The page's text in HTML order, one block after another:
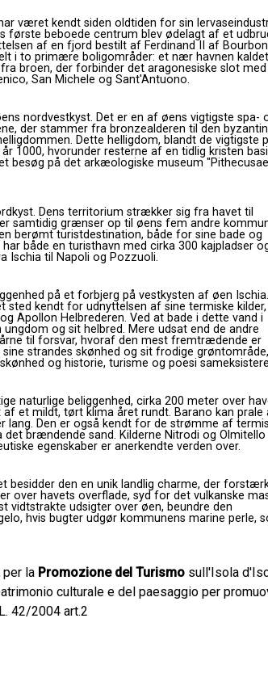
været kendt siden oldtiden for sin
første beboede centrum blev ødelagt af et
af ​​en fjord bestilt af Ferdinand II af
i to primære boligområder: et nær havnen kaldet
broen, der forbinder det aragonesiske slot med
San Michele og Sant'Antuono.
nordvestkyst. Det er en af ​​øens vigtigste spa-
der stammer fra bronzealderen til den
Dette helligdom, blandt de vigtigste
1000, hvorunder resterne af en tidlig kristen
besøg på det arkæologiske museum
Dens territorium strækker sig fra havet til
samtidig grænser op til øens fem andre
berømt turistdestination, både for sine bade og
både en turisthavn med cirka 300 kajpladser
Ischia til Napoli og Pozzuoli.
på et forbjerg på vestkysten af ​​øen Ischia.
kendt for udnyttelsen af ​​sine termiske kilder,
Apollon Helbrederen. Ved at bade i dette vand i
og sit helbred. Mere udsat end de andre
​​til forsvar, hvoraf den mest fremtrædende er
strandes skønhed og sit frodige
og historie, turisme og poesi
naturlige beliggenhed, cirka 200 meter over
et mildt, tørt klima året rundt. Barano kan prale
Den er også kendt for de strømme af
brændende sand. Kilderne Nitrodi og Olmitello
egenskaber er anerkendte verden over.
besidder den en unik landlig charme, der
over havets overflade, syd for det vulkanske
vidtstrakte udsigter over øen, beundre den
hvis bugter udgør kommunens marine perle,
per la Promozione del Turismosull'Isola
culturale e del paesaggio per
42/2004 art.2